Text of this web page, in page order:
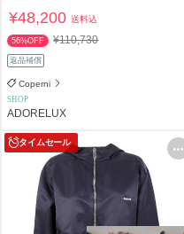
¥48,200送料込
56%OFF ¥110,730
返品補償
Coperni
SHOP
ADORELUX
タイムセール